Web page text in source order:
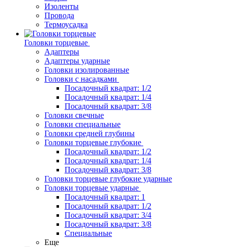
Изоленты
Провода
Термоусадка
Головки торцевые
Адаптеры
Адаптеры ударные
Головки изолированные
Головки с насадками
Посадочный квадрат: 1/2
Посадочный квадрат: 1/4
Посадочный квадрат: 3/8
Головки свечные
Головки специальные
Головки средней глубины
Головки торцевые глубокие
Посадочный квадрат: 1/2
Посадочный квадрат: 1/4
Посадочный квадрат: 3/8
Головки торцевые глубокие ударные
Головки торцевые ударные
Посадочный квадрат: 1
Посадочный квадрат: 1/2
Посадочный квадрат: 3/4
Посадочный квадрат: 3/8
Специальные
Еще